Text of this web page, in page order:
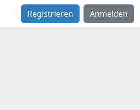
Registrieren Anmelden